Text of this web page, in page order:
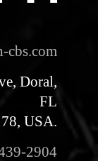
cbs.com
Doral,
FL
USA.
2904